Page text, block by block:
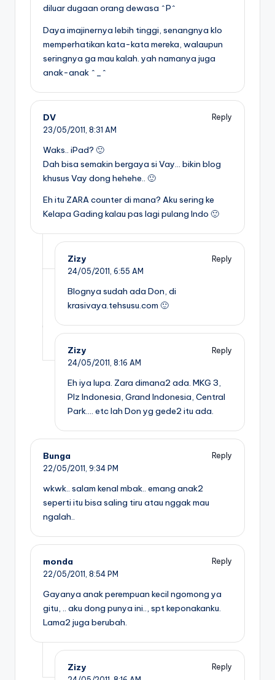
diluar dugaan orang dewasa ^P^
Daya imajinernya lebih tinggi, senangnya klo
memperhatikan kata-kata mereka, walaupun
seringnya ga mau kalah. yah namanya juga
anak-anak ^_^
DV
Reply
23/05/2011, 8:31 AM
Waks.. iPad? 🙂
Dah bisa semakin bergaya si Vay… bikin blog
khusus Vay dong hehehe.. 🙂
Eh itu ZARA counter di mana? Aku sering ke
Kelapa Gading kalau pas lagi pulang Indo 🙂
Zizy
Reply
24/05/2011, 6:55 AM
Blognya sudah ada Don, di
krasivaya.tehsusu.com 🙂
Zizy
Reply
24/05/2011, 8:16 AM
Eh iya lupa. Zara dimana2 ada. MKG 3,
Plz Indonesia, Grand Indonesia, Central
Park…. etc lah Don yg gede2 itu ada.
Bunga
Reply
22/05/2011, 9:34 PM
wkwk.. salam kenal mbak.. emang anak2
seperti itu bisa saling tiru atau nggak mau
ngalah..
monda
Reply
22/05/2011, 8:54 PM
Gayanya anak perempuan kecil ngomong ya
gitu, .. aku dong punya ini.., spt keponakanku.
Lama2 juga berubah.
Zizy
Reply